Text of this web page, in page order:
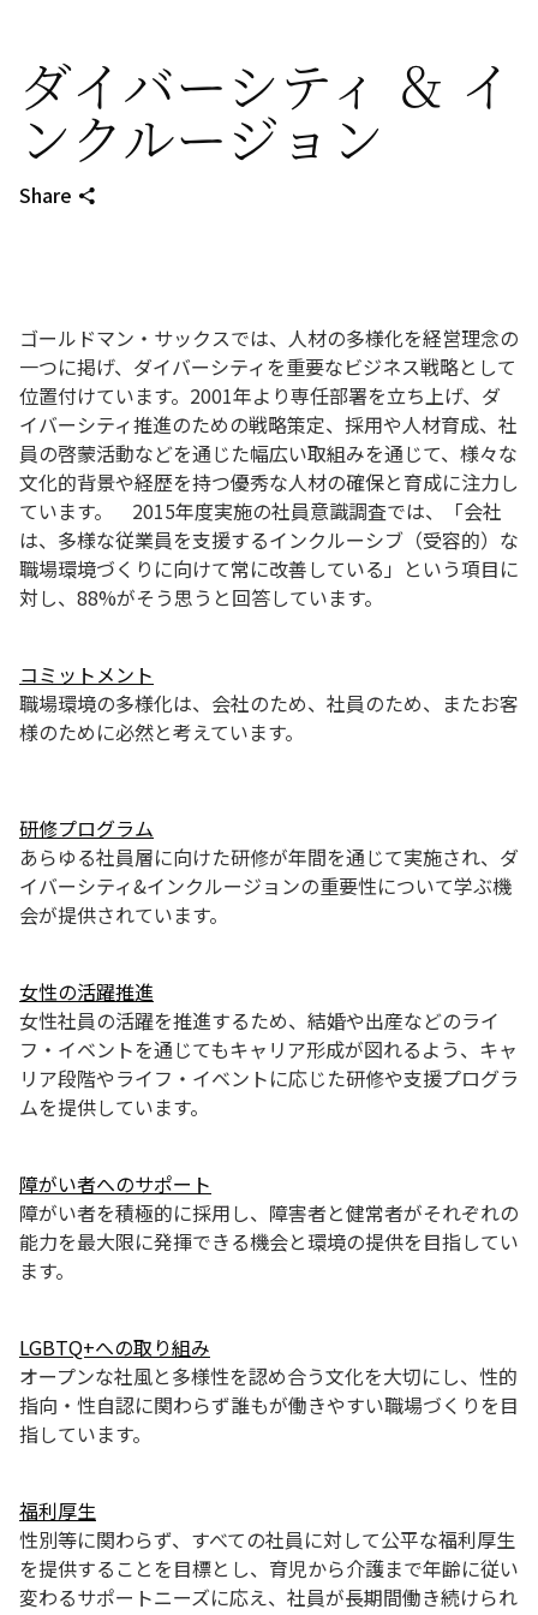
ダイバーシティ ＆ イ
ンクルージョン
Share
ゴールドマン・サックスでは、人材の多様化を経営理念の
一つに掲げ、ダイバーシティを重要なビジネス戦略として
位置付けています。2001年より専任部署を立ち上げ、ダ
イバーシティ推進のための戦略策定、採用や人材育成、社
員の啓蒙活動などを通じた幅広い取組みを通じて、様々な
文化的背景や経歴を持つ優秀な人材の確保と育成に注力し
ています。 2015年度実施の社員意識調査では、「会社
は、多様な従業員を支援するインクルーシブ（受容的）な
職場環境づくりに向けて常に改善している」という項目に
対し、88%がそう思うと回答しています。
コミットメント
職場環境の多様化は、会社のため、社員のため、またお客
様のために必然と考えています。
研修プログラム
あらゆる社員層に向けた研修が年間を通じて実施され、ダ
イバーシティ&インクルージョンの重要性について学ぶ機
会が提供されています。
女性の活躍推進
女性社員の活躍を推進するため、結婚や出産などのライ
フ・イベントを通じてもキャリア形成が図れるよう、キャ
リア段階やライフ・イベントに応じた研修や支援プログラ
ムを提供しています。
障がい者へのサポート
障がい者を積極的に採用し、障害者と健常者がそれぞれの
能力を最大限に発揮できる機会と環境の提供を目指してい
ます。
LGBTQ+への取り組み
オープンな社風と多様性を認め合う文化を大切にし、性的
指向・性自認に関わらず誰もが働きやすい職場づくりを目
指しています。
福利厚生
性別等に関わらず、すべての社員に対して公平な福利厚生
を提供することを目標とし、育児から介護まで年齢に従い
変わるサポートニーズに応え、社員が長期間働き続けられ